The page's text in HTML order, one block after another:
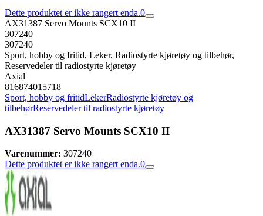
Dette produktet er ikke rangert enda.0
AX31387 Servo Mounts SCX10 II
307240
307240
Sport, hobby og fritid, Leker, Radiostyrte kjøretøy og tilbehør,
Reservedeler til radiostyrte kjøretøy
Axial
816874015718
Sport, hobby og fritidLekerRadiostyrte kjøretøy og
tilbehørReservedeler til radiostyrte kjøretøy
AX31387 Servo Mounts SCX10 II
Varenummer: 307240
Dette produktet er ikke rangert enda.0